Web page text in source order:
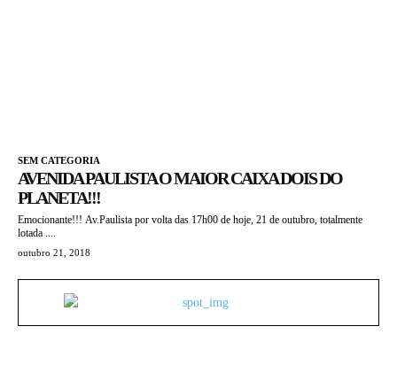
SEM CATEGORIA
AVENIDA PAULISTA O MAIOR CAIXA DOIS DO
PLANETA!!!
Emocionante!!! Av.Paulista por volta das 17h00 de hoje, 21 de outubro, totalmente
lotada ....
outubro 21, 2018